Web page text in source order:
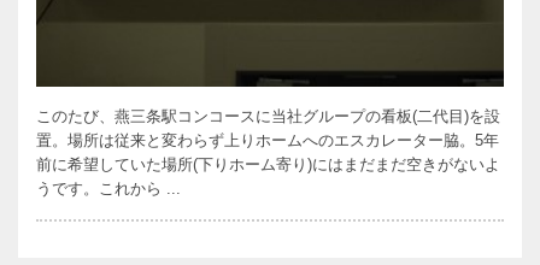
このたび、燕三条駅コンコースに当社グループの看板(二代目)を設
置。場所は従来と変わらず上りホームへのエスカレーター脇。5年
前に希望していた場所(下りホーム寄り)にはまだまだ空きがないよ
うです。これから ...